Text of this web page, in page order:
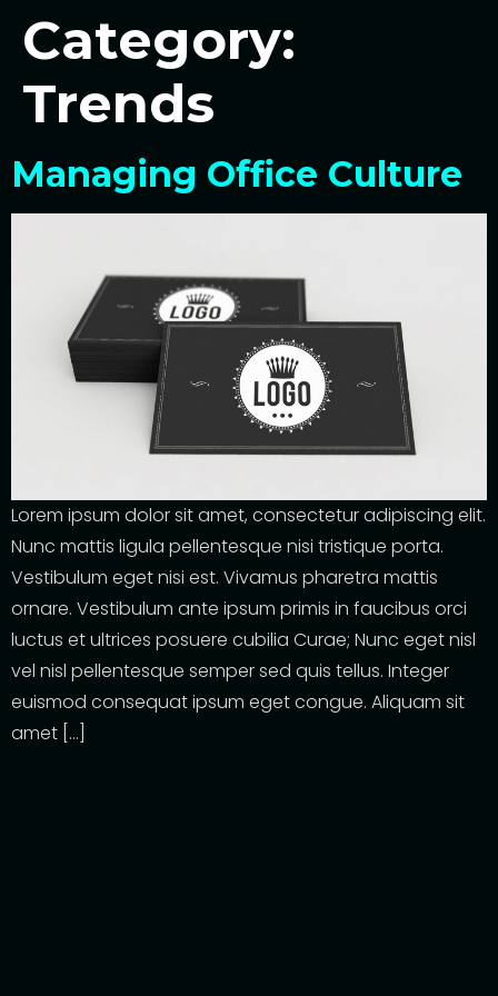
Category:
Trends
Managing Office Culture
Lorem ipsum dolor sit amet, consectetur adipiscing elit.
Nunc mattis ligula pellentesque nisi tristique porta.
Vestibulum eget nisi est. Vivamus pharetra mattis
ornare. Vestibulum ante ipsum primis in faucibus orci
luctus et ultrices posuere cubilia Curae; Nunc eget nisl
vel nisl pellentesque semper sed quis tellus. Integer
euismod consequat ipsum eget congue. Aliquam sit
amet […]